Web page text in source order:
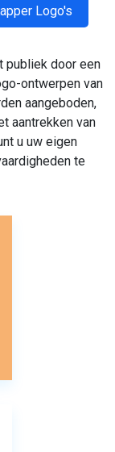
Logo's
publiek door een
ontwerpen van
aangeboden,
aantrekken van
u uw eigen
te